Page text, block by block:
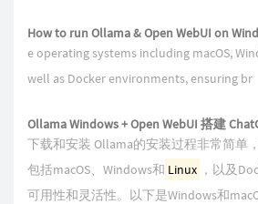
e operating systems including macOS,
well as Docker environments, ensuring br
下载和安装 Ollama的安装过程非常简单
包括macOS、Windows和 Linux ，以及
可用性和灵活性。以下是Windows和